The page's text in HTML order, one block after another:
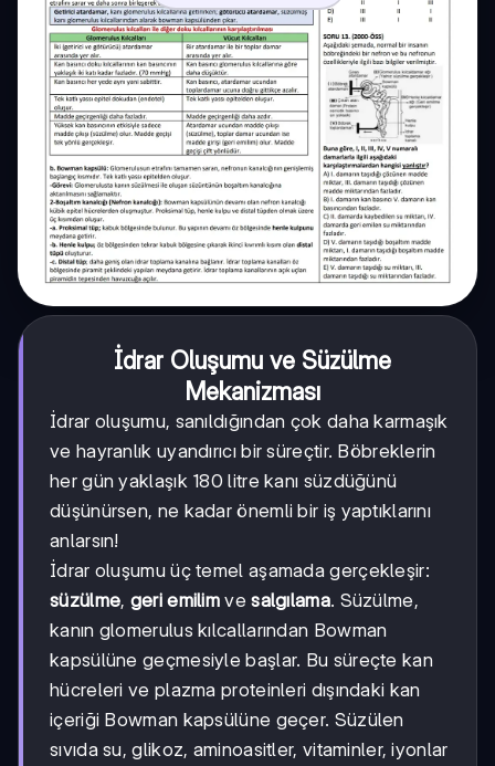
İdrar Oluşumu ve Süzülme
Mekanizması
İdrar oluşumu, sanıldığından çok daha karmaşık
ve hayranlık uyandırıcı bir süreçtir. Böbreklerin
her gün yaklaşık 180 litre kanı süzdüğünü
düşünürsen, ne kadar önemli bir iş yaptıklarını
anlarsın!
İdrar oluşumu üç temel aşamada gerçekleşir:
süzülme, geri emilim vesalgılama. Süzülme,
kanın glomerulus kılcallarından Bowman
kapsülüne geçmesiyle başlar. Bu süreçte kan
hücreleri ve plazma proteinleri dışındaki kan
içeriği Bowman kapsülüne geçer. Süzülen
sıvıda su, glikoz, aminoasitler, vitaminler, iyonlar